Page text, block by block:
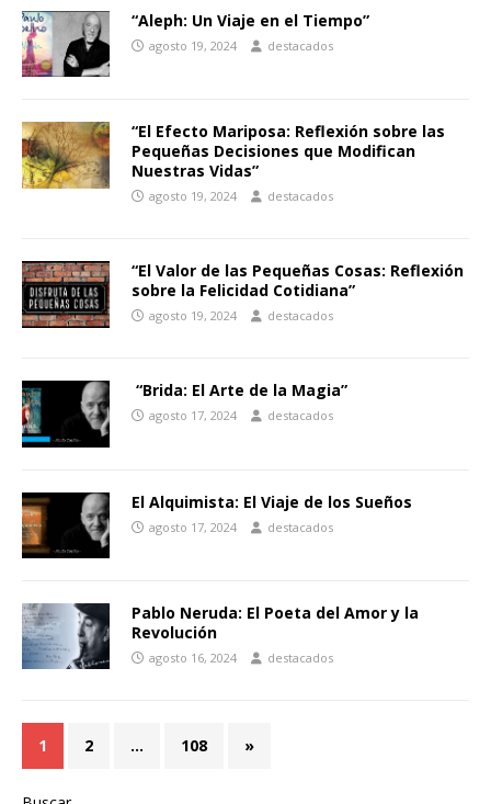
“Aleph: Un Viaje en el Tiempo”
agosto 19, 2024 destacados
“El Efecto Mariposa: Reflexión sobre las
Pequeñas Decisiones que Modifican
Nuestras Vidas”
agosto 19, 2024 destacados
“El Valor de las Pequeñas Cosas: Reflexión
sobre la Felicidad Cotidiana”
agosto 19, 2024 destacados
“Brida: El Arte de la Magia”
agosto 17, 2024 destacados
El Alquimista: El Viaje de los Sueños
agosto 17, 2024 destacados
Pablo Neruda: El Poeta del Amor y la
Revolución
agosto 16, 2024 destacados
1 2 … 108 »